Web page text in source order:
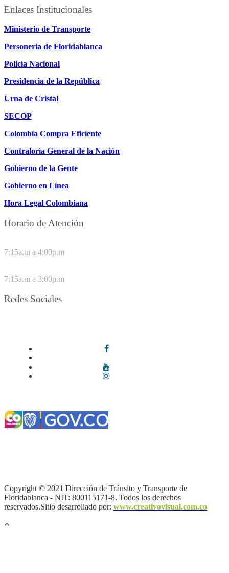
Enlaces Institucionales
Ministerio de Transporte
Personería de Floridablanca
Policía Nacional
Presidencia de la República
Urna de Cristal
SECOP
Colombia Compra Eficiente
Contraloría General de la Nación
Gobierno de la Gente
Gobierno en Línea
Hora Legal Colombiana
Horario de Atención
7:15a.m a 4:00p.m
7:15a.m a 3:00p.m
Redes Sociales
Copyright © 2021 Dirección de Tránsito y Transporte de
Floridablanca - NIT: 800115171-8. Todos los derechos
reservados.Sitio desarrollado por: www.creativovisual.com.co